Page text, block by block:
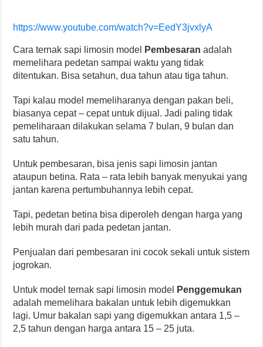
https://www.youtube.com/watch?v=EedY3jvxlyA
Cara ternak sapi limosin model Pembesaranadalah
memelihara pedetan sampai waktu yang tidak
ditentukan. Bisa setahun, dua tahun atau tiga tahun.
Tapi kalau model memeliharanya dengan pakan beli,
biasanya cepat – cepat untuk dijual. Jadi paling tidak
pemeliharaan dilakukan selama 7 bulan, 9 bulan dan
satu tahun.
Untuk pembesaran, bisa jenis sapi limosin jantan
ataupun betina. Rata – rata lebih banyak menyukai yang
jantan karena pertumbuhannya lebih cepat.
Tapi, pedetan betina bisa diperoleh dengan harga yang
lebih murah dari pada pedetan jantan.
Penjualan dari pembesaran ini cocok sekali untuk sistem
jogrokan.
Untuk model ternak sapi limosin model
Penggemukan
adalah memelihara bakalan untuk lebih digemukkan
lagi. Umur bakalan sapi yang digemukkan antara 1,5 –
2,5 tahun dengan harga antara 15 – 25 juta.